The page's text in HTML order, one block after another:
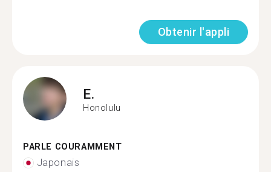
Obtenir l'appli
E.
Honolulu
PARLE COURAMMENT
Japonais